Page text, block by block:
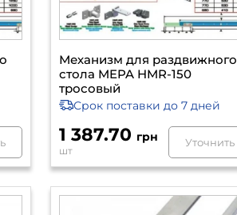
Механизм для раздвижного
стола MEPA HMR-150
тросовый
Срок поставки до 7 дней
1 387.70 грн
шт
Уточнить